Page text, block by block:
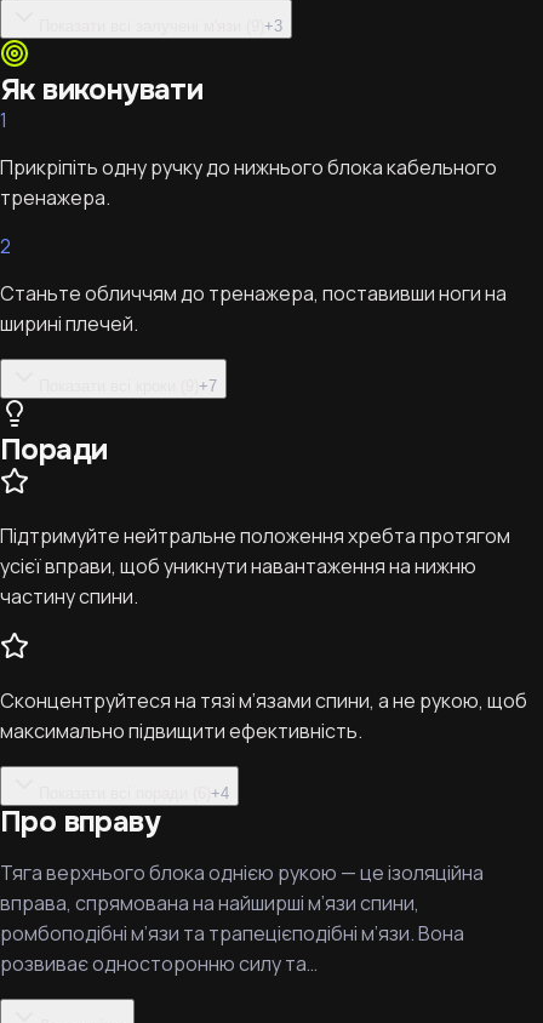
+3
Як виконувати
1
Прикріпіть одну ручку до нижнього блока кабельного
тренажера.
2
Станьте обличчям до тренажера, поставивши ноги на
ширині плечей.
+7
Поради
Підтримуйте нейтральне положення хребта протягом
усієї вправи, щоб уникнути навантаження на нижню
частину спини.
Сконцентруйтеся на тязі м’язами спини, а не рукою, щоб
максимально підвищити ефективність.
+4
Про вправу
Тяга верхнього блока однією рукою — це ізоляційна
вправа, спрямована на найширші м’язи спини,
ромбоподібні м’язи та трапецієподібні м’язи. Вона
розвиває односторонню силу та…